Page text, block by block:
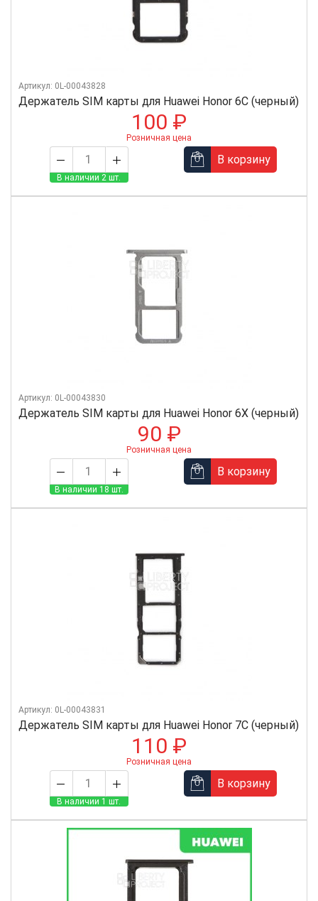
Держатель SIM карты для Huawei Honor 6C (черный)
Артикул: 0L-00043828
100 ₽
Розничная цена
В наличии 2 шт.
В корзину
Держатель SIM карты для Huawei Honor 6X (черный)
Артикул: 0L-00043830
90 ₽
Розничная цена
В наличии 18 шт.
В корзину
Держатель SIM карты для Huawei Honor 7C (черный)
Артикул: 0L-00043831
110 ₽
Розничная цена
В наличии 1 шт.
В корзину